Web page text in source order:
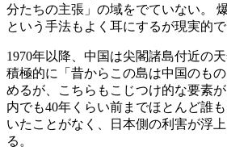
分たちの主張」の域をでていない。
という手法もよく耳にするが現実的で
1970年以降、中国は尖閣諸島付近の
積極的に「昔からこの島は中国のも
めるが、こちらもこじつけ的な要素
内でも40年くらい前までほとんど誰
いたことがなく、日本側の利害が浮
る。